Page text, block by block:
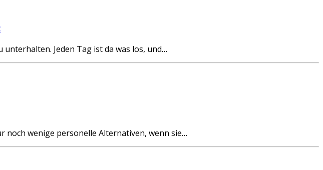
Jeden Tag ist da was los, und…
noch wenige personelle Alternativen, wenn sie…